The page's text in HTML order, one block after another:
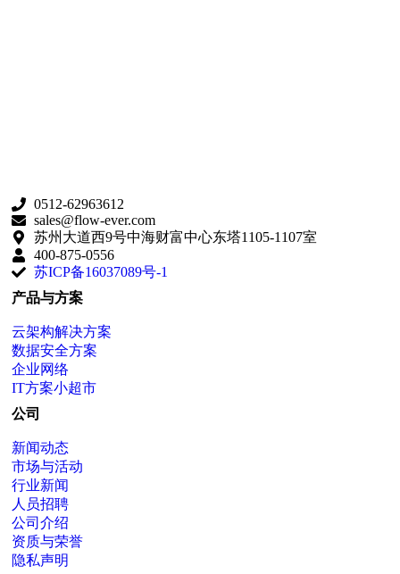
0512-62963612
sales@flow-ever.com
苏州大道西9号中海财富中心东塔1105-1107室
400-875-0556
苏ICP备16037089号-1
产品与方案
云架构解决方案
数据安全方案
企业网络
IT方案小超市
公司
新闻动态
市场与活动
行业新闻
人员招聘
公司介绍
资质与荣誉
隐私声明